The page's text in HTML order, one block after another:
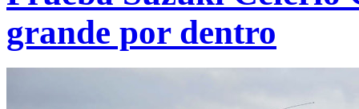
grande por dentro